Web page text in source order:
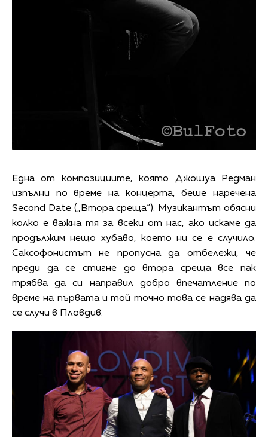
Една от композициите, която Джошуа Редман
изпълни по време на концерта, беше наречена
Second Date („Втора среща“). Музикантът обясни
колко е важна тя за всеки от нас, ако искаме да
продължим нещо хубаво, което ни се е случило.
Саксофонистът не пропусна да отбележи, че
преди да се стигне до втора среща все пак
трябва да си направил добро впечатление по
време на първата и той точно това се надява да
се случи в Пловдив.